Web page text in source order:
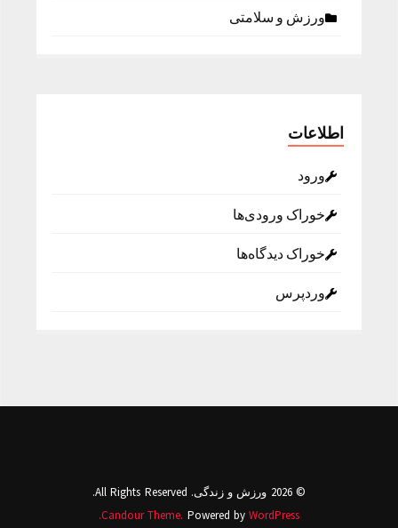
ورزش و سلامتی
اطلاعات
ورود
خوراک ورودی‌ها
خوراک دیدگاه‌ها
وردپرس
© 2026 ورزش و زندگی. All Rights Reserved.
Candour Theme. Powered byWordPress.